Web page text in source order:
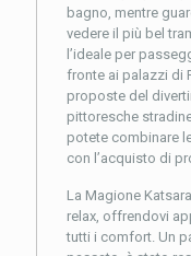
bagno, mentre
vedere il più bel
l’ideale per
fronte ai palazzi di
proposte del
pittoresche
potete combinare
con l’acquisto di
La Magione
relax, offrendovi
tutti i comfort. Un